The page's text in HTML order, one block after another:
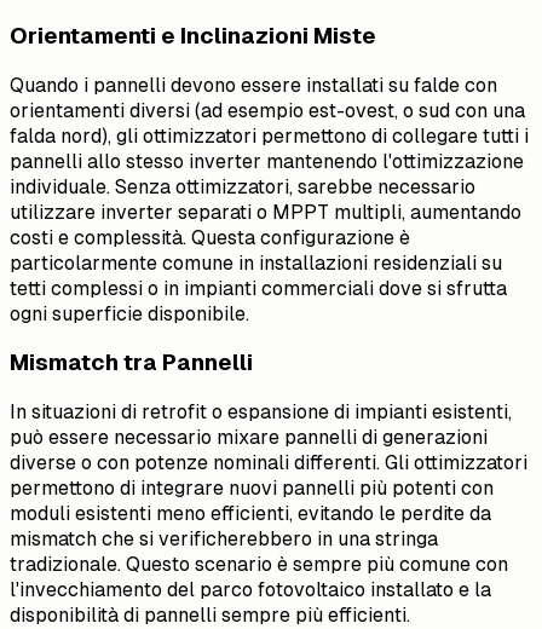
Orientamenti e Inclinazioni Miste
Quando i pannelli devono essere installati su falde con
orientamenti diversi (ad esempio est-ovest, o sud con una
falda nord), gli ottimizzatori permettono di collegare tutti i
pannelli allo stesso inverter mantenendo l'ottimizzazione
individuale. Senza ottimizzatori, sarebbe necessario
utilizzare inverter separati o MPPT multipli, aumentando
costi e complessità. Questa configurazione è
particolarmente comune in installazioni residenziali su
tetti complessi o in impianti commerciali dove si sfrutta
ogni superficie disponibile.
Mismatch tra Pannelli
In situazioni di retrofit o espansione di impianti esistenti,
può essere necessario mixare pannelli di generazioni
diverse o con potenze nominali differenti. Gli ottimizzatori
permettono di integrare nuovi pannelli più potenti con
moduli esistenti meno efficienti, evitando le perdite da
mismatch che si verificherebbero in una stringa
tradizionale. Questo scenario è sempre più comune con
l'invecchiamento del parco fotovoltaico installato e la
disponibilità di pannelli sempre più efficienti.